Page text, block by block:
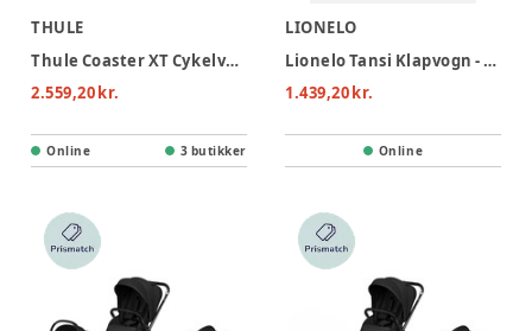
THULE
Thule Coaster XT Cykelvogn - Black
2.559,20 kr.
Online 3 butikker
LIONELO
Lionelo Tansi Klapvogn - Black Onyx
1.439,20 kr.
Online